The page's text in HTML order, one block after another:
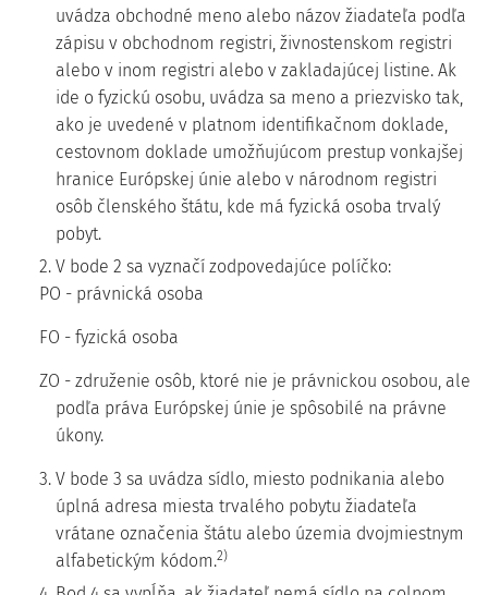
uvádza obchodné meno alebo názov žiadateľa podľa
zápisu v obchodnom registri, živnostenskom registri
alebo v inom registri alebo v zakladajúcej listine. Ak
ide o fyzickú osobu, uvádza sa meno a priezvisko tak,
ako je uvedené v platnom identifikačnom doklade,
cestovnom doklade umožňujúcom prestup vonkajšej
hranice Európskej únie alebo v národnom registri
osôb členského štátu, kde má fyzická osoba trvalý
pobyt.
2. V bode 2 sa vyznačí zodpovedajúce políčko:
PO - právnická osoba
FO - fyzická osoba
ZO - združenie osôb, ktoré nie je právnickou osobou, ale
podľa práva Európskej únie je spôsobilé na právne
úkony.
3. V bode 3 sa uvádza sídlo, miesto podnikania alebo
úplná adresa miesta trvalého pobytu žiadateľa
vrátane označenia štátu alebo územia dvojmiestnym
alfabetickým kódom.2)